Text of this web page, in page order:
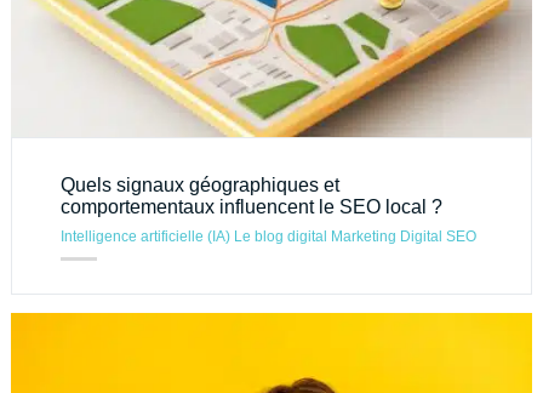
Quels signaux géographiques et
comportementaux influencent le SEO local ?
Intelligence artificielle (IA) Le blog digital Marketing Digital SEO